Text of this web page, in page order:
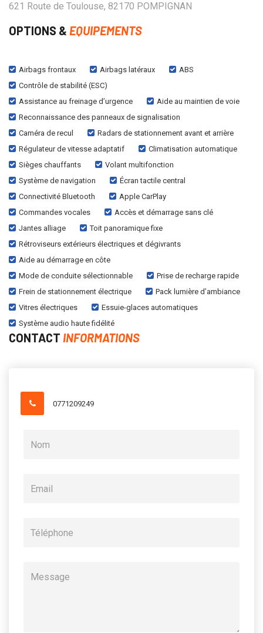
621 Route de Toulouse, 82170 POMPIGNAN
OPTIONS & EQUIPEMENTS
Airbags frontaux Airbags latéraux
ABS
Contrôle de stabilité (ESC)
Assistance au freinage d’urgence
Aide au maintien de voie
Reconnaissance des panneaux de signalisation
Caméra de recul
Radars de stationnement avant et arrière
Régulateur de vitesse adaptatif
Climatisation automatique
Sièges chauffants
Volant multifonction
Système de navigation
Écran tactile central
Connectivité Bluetooth
Apple CarPlay
Commandes vocales
Accès et démarrage sans clé
Jantes alliage
Toit panoramique fixe
Rétroviseurs extérieurs électriques et dégivrants
Aide au démarrage en côte
Mode de conduite sélectionnable
Prise de recharge rapide
Frein de stationnement électrique
Pack lumière d’ambiance
Vitres électriques
Essuie-glaces automatiques
Système audio haute fidélité
CONTACT INFORMATIONS
0771209249